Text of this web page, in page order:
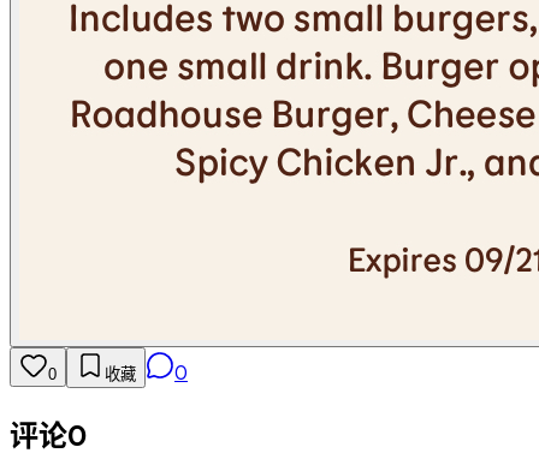
0 收藏 0
评论0